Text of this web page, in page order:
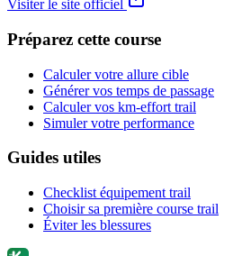
Visiter le site officiel
Préparez cette course
Calculer votre allure cible
Générer vos temps de passage
Calculer vos km-effort trail
Simuler votre performance
Guides utiles
Checklist équipement trail
Choisir sa première course trail
Éviter les blessures